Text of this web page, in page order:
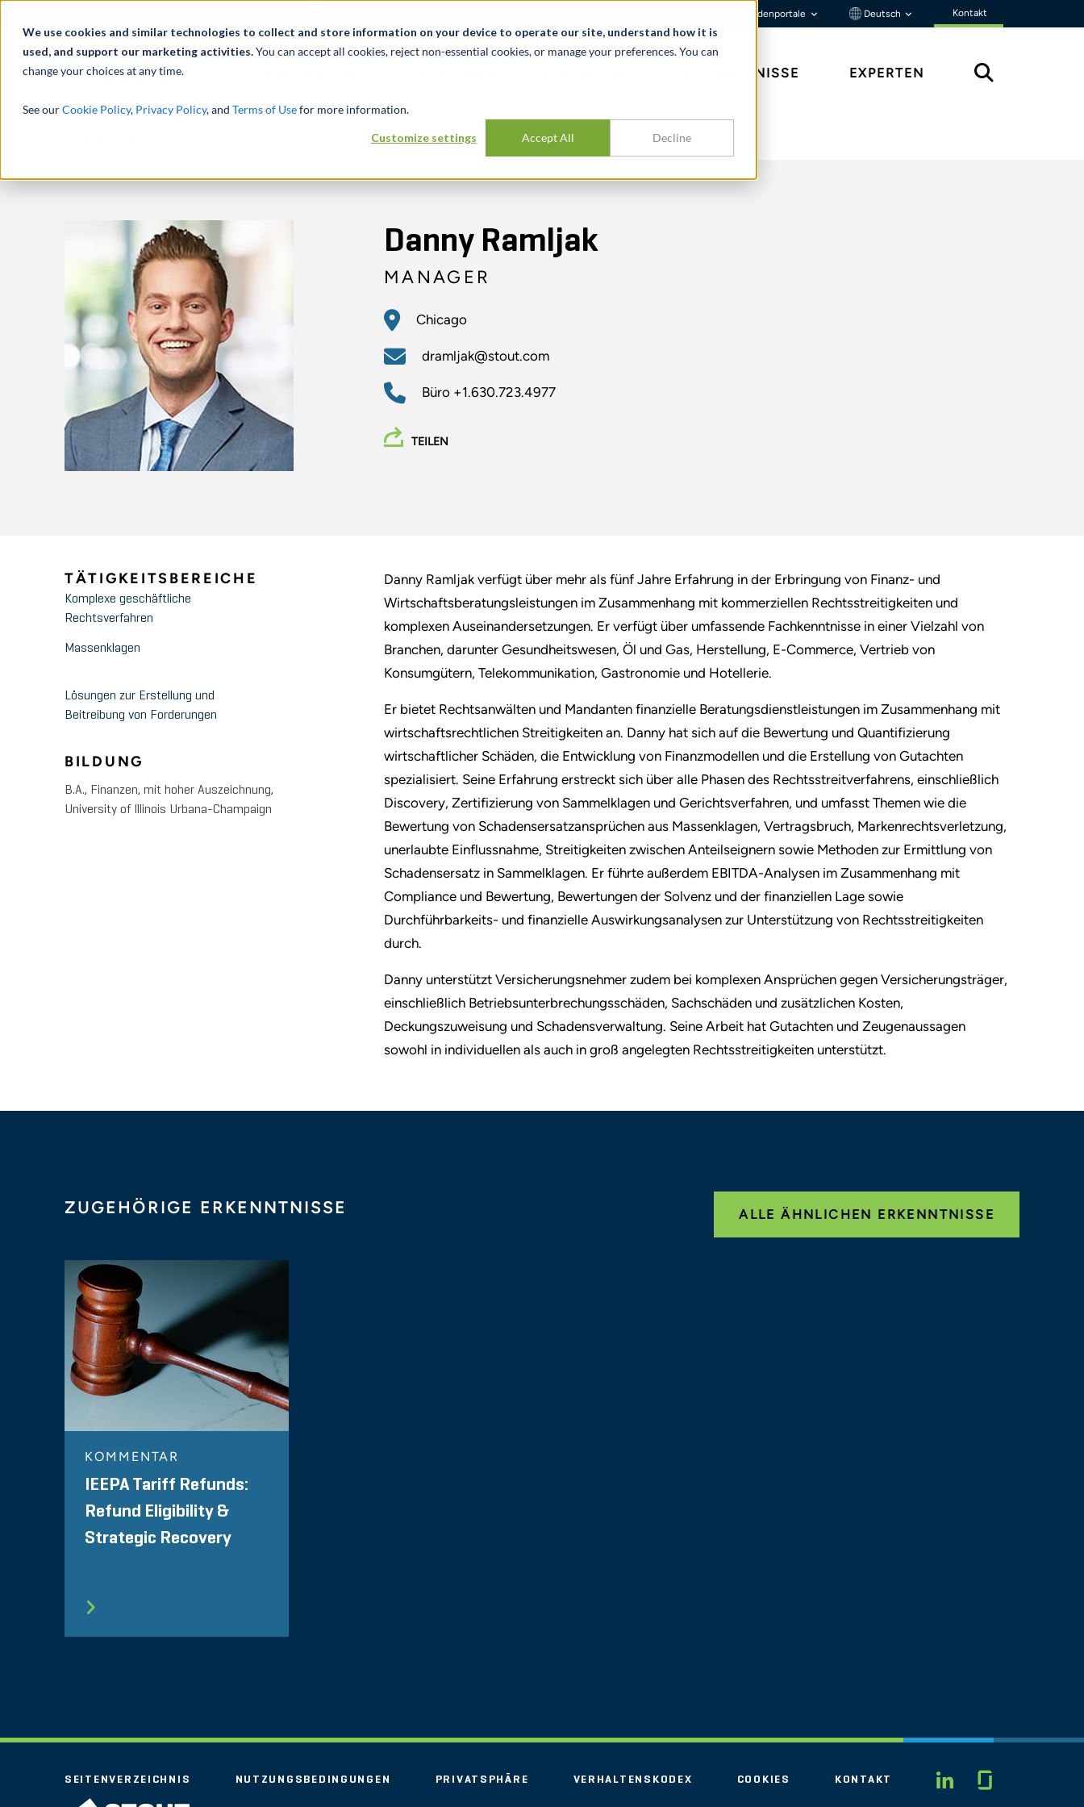
We use cookies and similar technologies to collect and store information on your device to operate our site, understand how it is
used, and support our marketing activities.You can accept all cookies, reject non-essential cookies, or manage your preferences. You can
change your choices at any time.
See ourCookie Policy, Privacy Policy, and Terms of Usefor more information.
Customize settings Accept All Decline
Kundenportale Deutsch Kontakt
ERKENNTNISSE EXPERTEN
Danny Ramljak
MANAGER
Chicago
dramljak@stout.com
Büro +1.630.723.4977
TEILEN
Danny Ramljak verfügt über mehr als fünf Jahre Erfahrung in der Erbringung von Finanz- und
Wirtschaftsberatungsleistungen im Zusammenhang mit kommerziellen Rechtsstreitigkeiten und
komplexen Auseinandersetzungen. Er verfügt über umfassende Fachkenntnisse in einer Vielzahl von
Branchen, darunter Gesundheitswesen, Öl und Gas, Herstellung, E-Commerce, Vertrieb von
Konsumgütern, Telekommunikation, Gastronomie und Hotellerie.
Er bietet Rechtsanwälten und Mandanten finanzielle Beratungsdienstleistungen im Zusammenhang mit
wirtschaftsrechtlichen Streitigkeiten an. Danny hat sich auf die Bewertung und Quantifizierung
wirtschaftlicher Schäden, die Entwicklung von Finanzmodellen und die Erstellung von Gutachten
spezialisiert. Seine Erfahrung erstreckt sich über alle Phasen des Rechtsstreitverfahrens, einschließlich
Discovery, Zertifizierung von Sammelklagen und Gerichtsverfahren, und umfasst Themen wie die
Bewertung von Schadensersatzansprüchen aus Massenklagen, Vertragsbruch, Markenrechtsverletzung,
unerlaubte Einflussnahme, Streitigkeiten zwischen Anteilseignern sowie Methoden zur Ermittlung von
Schadensersatz in Sammelklagen. Er führte außerdem EBITDA-Analysen im Zusammenhang mit
Compliance und Bewertung, Bewertungen der Solvenz und der finanziellen Lage sowie
Durchführbarkeits- und finanzielle Auswirkungsanalysen zur Unterstützung von Rechtsstreitigkeiten
durch.
Danny unterstützt Versicherungsnehmer zudem bei komplexen Ansprüchen gegen Versicherungsträger,
einschließlich Betriebsunterbrechungsschäden, Sachschäden und zusätzlichen Kosten,
Deckungszuweisung und Schadensverwaltung. Seine Arbeit hat Gutachten und Zeugenaussagen
sowohl in individuellen als auch in groß angelegten Rechtsstreitigkeiten unterstützt.
TÄTIGKEITSBEREICHE
Komplexe geschäftliche
Rechtsverfahren
Massenklagen
Lösungen zur Erstellung und
Beitreibung von Forderungen
BILDUNG
B.A., Finanzen, mit hoher Auszeichnung,
University of Illinois Urbana-Champaign
ZUGEHÖRIGE ERKENNTNISSE ALLE ÄHNLICHEN ERKENNTNISSE
KOMMENTAR
IEEPA Tariff Refunds:
Refund Eligibility &
Strategic Recovery
LINKEDIN
SEITENVERZEICHNIS NUTZUNGSBEDINGUNGEN PRIVATSPHÄRE VERHALTENSKODEX COOKIES
KONTAKT
STOUT LOGO